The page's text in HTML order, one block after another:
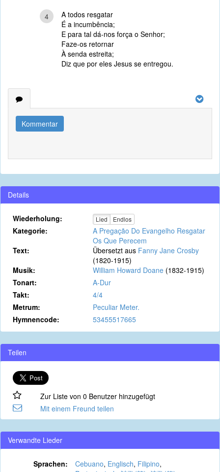
4
A todos resgatar
É a incumbência;
E para tal dá-nos força o Senhor;
Faze-os retornar
À senda estreita;
Diz que por eles Jesus se entregou.
Kommentar
Details
Wiederholung: Lied Endlos
Kategorie:
A Pregação Do Evangelho Resgatar
Os Que Perecem
Text:
Übersetzt aus Fanny Jane Crosby
(1820-1915)
Musik:
William Howard Doane (1832-1915)
Tonart:
A-Dur
Takt:
4/4
Metrum:
Peculiar Meter.
Hymnencode:
53455517665
Teilen
Zur Liste von 0 Benutzer hinzugefügt
Mit einem Freund teilen
Verwandte Lieder
Sprachen: Cebuano, Englisch, Filipino,